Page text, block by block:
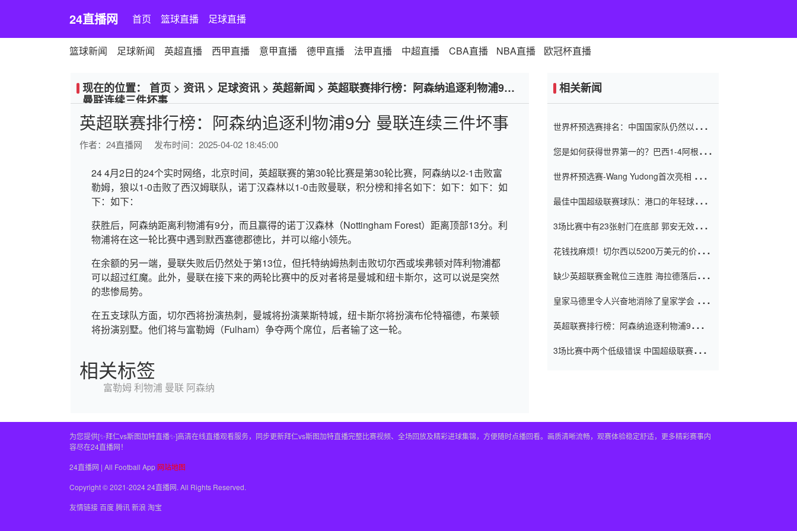
24直播网 首页 篮球直播 足球直播
篮球新闻 足球新闻 英超直播 西甲直播 意甲直播 德甲直播 法甲直播 中超直播 CBA直播 NBA直播 欧冠杯直播
现在的位置： 首页 > 资讯 > 足球资讯 > 英超新闻 > 英超联赛排行榜：阿森纳追逐利物浦9分
曼联连续三件坏事
英超联赛排行榜：阿森纳追逐利物浦9分 曼联连续三件坏事
作者： 24直播网 发布时间：2025-04-02 18:45:00
24 4月2日的24个实时网络，北京时间，英超联赛的第30轮比赛是第30轮比赛，阿森纳以2-1击败富
勒姆，狼以1-0击败了西汉姆联队，诺丁汉森林以1-0击败曼联，积分榜和排名如下：如下：如下：如
下：如下：
获胜后，阿森纳距离利物浦有9分，而且赢得的诺丁汉森林（Nottingham Forest）距离顶部13分。利
物浦将在这一轮比赛中遇到默西塞德郡德比，并可以缩小领先。
在余额的另一端，曼联失败后仍然处于第13位，但托特纳姆热刺击败切尔西或埃弗顿对阵利物浦都
可以超过红魔。此外，曼联在接下来的两轮比赛中的反对者将是曼城和纽卡斯尔，这可以说是突然
的悲惨局势。
在五支球队方面，切尔西将扮演热刺，曼城将扮演莱斯特城，纽卡斯尔将扮演布伦特福德，布莱顿
将扮演别墅。他们将与富勒姆（Fulham）争夺两个席位，后者输了这一轮。
相关标签
富勒姆利物浦 曼联 阿森纳
相关新闻
世界杯预选赛排名：中国国家队仍然以6分
您是如何获得世界第一的？巴西1-4阿根
世界杯预选赛-Wang Yudong首次亮相 中国
最佳中国超级联赛球队：港口的年轻球员在
（Taishan）
3场比赛中有23张射门在底部 郭安无效传球
花钱找麻烦！切尔西以5200万美元的价格
窗口
缺少英超联赛金靴位三连胜 海拉德落后6球
皇家马德里令人兴奋地消除了皇家学会 安
英超联赛排行榜：阿森纳追逐利物浦9分 曼
3场比赛中两个低级错误 中国超级联赛的前
为您提供[✨拜仁vs斯图加特直播✨]高清在线直播观看服务，同步更新拜仁vs斯图加特直播完整比赛视频、全场回放及精彩进球集锦，方便随时点播回看。画质清晰流畅，观赛体验稳定舒适，更多精彩赛事内
容尽在24直播网！
24直播网 | All Football App 网站地图
Copyright © 2021-2024 24直播网. All Rights Reserved.
友情链接百度腾讯新浪 淘宝